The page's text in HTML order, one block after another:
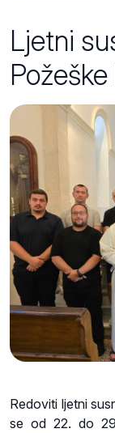
Ljetni
Redoviti ljetni
se od 22. do